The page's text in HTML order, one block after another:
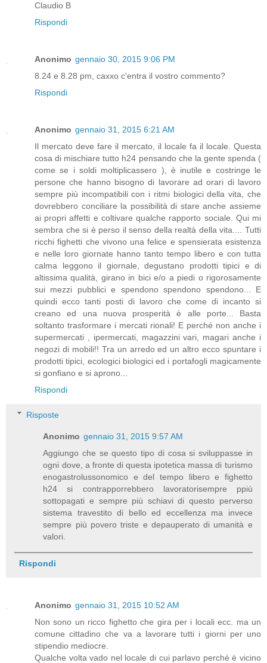
Claudio B
Rispondi
Anonimo gennaio 30, 2015 9:06 PM
8.24 e 8.28 pm, caxxo c'entra il vostro commento?
Rispondi
Anonimo gennaio 31, 2015 6:21 AM
Il mercato deve fare il mercato, il locale fa il locale. Questa
cosa di mischiare tutto h24 pensando che la gente spenda (
come se i soldi moltiplicassero ), è inutile e costringe le
persone che hanno bisogno di lavorare ad orari di lavoro
sempre più incompatibili con i ritmi biologici della vita, che
dovrebbero conciliare la possibilità di stare anche assieme
ai propri affetti e coltivare qualche rapporto sociale. Qui mi
sembra che si è perso il senso della realtà della vita.... Tutti
ricchi fighetti che vivono una felice e spensierata esistenza
e nelle loro giornate hanno tanto tempo libero e con tutta
calma leggono il giornale, degustano prodotti tipici e di
altissima qualità, girano in bici e/o a piedi o rigorosamente
sui mezzi pubblici e spendono spendono spendono... E
quindi ecco tanti posti di lavoro che come di incanto si
creano ed una nuova prosperità è alle porte... Basta
soltanto trasformare i mercati rionali! E perché non anche i
supermercati , ipermercati, magazzini vari, magari anche i
negozi di mobili!! Tra un arredo ed un altro ecco spuntare i
prodotti tipici, ecologici biologici ed i portafogli magicamente
si gonfiano e si aprono...
Rispondi
Risposte
Anonimo gennaio 31, 2015 9:57 AM
Aggiungo che se questo tipo di cosa si sviluppasse in
ogni dove, a fronte di questa ipotetica massa di turismo
enogastrolussonomico e del tempo libero e fighetto
h24 si contrapporrebbero lavoratorisempre ppiù
sottopagati e sempre più schiavi di questo perverso
sistema travestito di bello ed eccellenza ma invece
sempre più povero triste e depauperato di umanità e
valori.
Rispondi
Anonimo gennaio 31, 2015 10:52 AM
Non sono un ricco fighetto che gira per i locali ecc. ma un
comune cittadino che va a lavorare tutti i giorni per uno
stipendio mediocre.
Qualche volta vado nel locale di cui parlavo perché è vicino